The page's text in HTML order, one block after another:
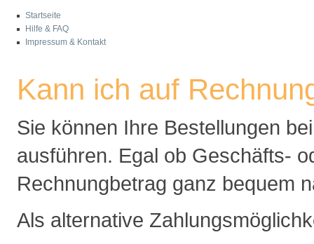
Startseite
Hilfe & FAQ
Impressum & Kontakt
Kann ich auf
Sie können Ihre Bestellungen
ausführen. Egal ob Geschäfts-
Rechnungbetrag ganz bequem
Als alternative